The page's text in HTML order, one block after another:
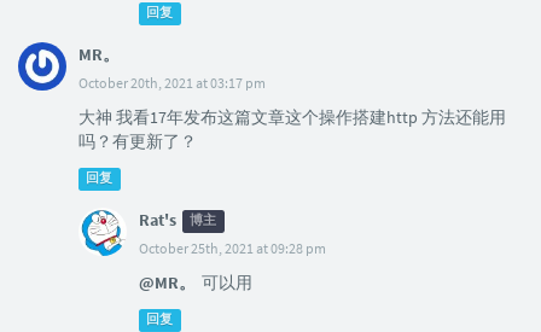
回复
MR。
October 20th, 2021 at 03:17 pm
大神 我看17年发布这篇文章这个操作搭建http 方法还能用
吗？有更新了？
回复
Rat's 博主
October 25th, 2021 at 09:28 pm
@MR。 可以用
回复